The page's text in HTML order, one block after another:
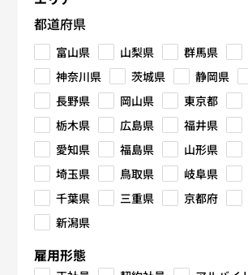
都道府県
富山県 山梨県 群馬県
神奈川県
茨城県 静岡県
長野県
岡山県 東京都
栃木県
広島県 福井県
愛知県
福島県 山形県
埼玉県
鳥取県 岐阜県
千葉県
三重県 京都府
新潟県
雇用形態